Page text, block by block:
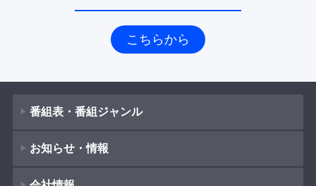
こちらから
番組表・番組ジャンル
番組表
お知らせ・情報